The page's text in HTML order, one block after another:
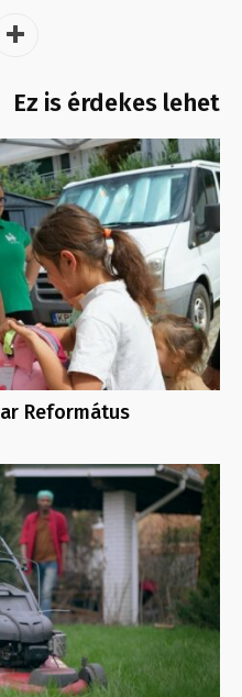
Ez is érdekes lehet
Református